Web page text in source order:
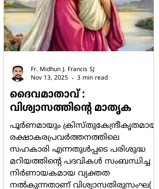
ദൈവമാതാവ് :
വിശ്വാസത്തിൻ്റെ മാതൃക
പൂർണമായും ക്രിസ്തുകേന്ദ്രീകൃതമായ
രക്ഷാകരപ്രവർത്തനത്തിലെ
സഹകാരി എന്നതുൾപ്പടെ പരിശുദ്ധ
മറിയത്തിൻ്റെ പദവികൾ സംബന്ധിച്ച
നിർണായകമായ വ്യക്തത
നൽകുന്നതാണ് വിശ്വാസതിരുസംഘ(
Fr. Midhun J. Francis SJ
Nov 13, 2025
3 min read